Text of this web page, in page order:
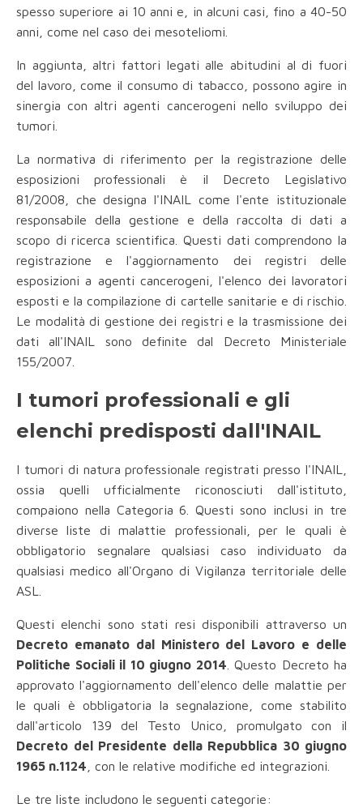
spesso superiore ai 10 anni e, in alcuni casi, fino a 40-50
anni, come nel caso dei mesoteliomi.
In aggiunta, altri fattori legati alle abitudini al di fuori
del lavoro, come il consumo di tabacco, possono agire in
sinergia con altri agenti cancerogeni nello sviluppo dei
tumori.
La normativa di riferimento per la registrazione delle
esposizioni professionali è il Decreto Legislativo
81/2008, che designa l'INAIL come l'ente istituzionale
responsabile della gestione e della raccolta di dati a
scopo di ricerca scientifica. Questi dati comprendono la
registrazione e l'aggiornamento dei registri delle
esposizioni a agenti cancerogeni, l'elenco dei lavoratori
esposti e la compilazione di cartelle sanitarie e di rischio.
Le modalità di gestione dei registri e la trasmissione dei
dati all'INAIL sono definite dal Decreto Ministeriale
155/2007.
I tumori professionali e gli
elenchi predisposti dall'INAIL
I tumori di natura professionale registrati presso l'INAIL,
ossia quelli ufficialmente riconosciuti dall'istituto,
compaiono nella Categoria 6. Questi sono inclusi in tre
diverse liste di malattie professionali, per le quali è
obbligatorio segnalare qualsiasi caso individuato da
qualsiasi medico all'Organo di Vigilanza territoriale delle
ASL.
Questi elenchi sono stati resi disponibili attraverso un
Decreto emanato dal Ministero del Lavoro e delle
Politiche Sociali il 10 giugno 2014 . Questo Decreto ha
approvato l'aggiornamento dell'elenco delle malattie per
le quali è obbligatoria la segnalazione, come stabilito
dall'articolo 139 del Testo Unico, promulgato con il
Decreto del Presidente della Repubblica 30 giugno
1965 n.1124 , con le relative modifiche ed integrazioni.
Le tre liste includono le seguenti categorie: